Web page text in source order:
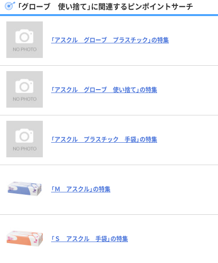
「グローブ 使い捨て」に関連するピンポイントサーチ
「アスクル グローブ プラスチック」の特集
「アスクル グローブ 使い捨て」の特集
「アスクル プラスチック 手袋」の特集
「Ｍ アスクル」の特集
「Ｓ アスクル 手袋」の特集